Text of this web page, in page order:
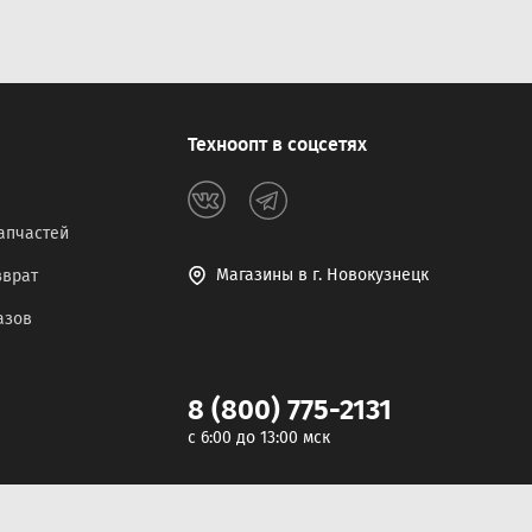
Техноопт в соцсетях
Магазины в г. Новокузнецк
8 (800) 775-2131
c 6:00 до 13:00 мск